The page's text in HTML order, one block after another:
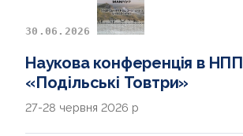
30.06.2026
Наукова конференція в НПП
«Подільські Товтри»
27-28 червня 2026 р